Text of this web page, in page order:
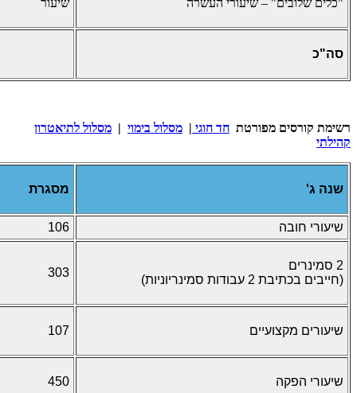
סה"כ
רשימת קורסים מפורטת חד חוגי | מסלול בימוי | מסלול לתיאטרון
קהילתי
שנה ג' מסגרת
שיעורי חובה 106
2 סמינרים
(חייבים בכתיבת 2 עבודות סמינריוניות)
303
שיעורים מקצועיים 107
שיעורי הפקה 450